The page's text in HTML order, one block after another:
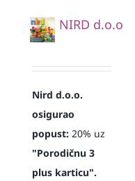
NIRD d.o.o
Nird d.o.o.
osigurao
popust:20% uz
"Porodičnu 3
plus karticu".